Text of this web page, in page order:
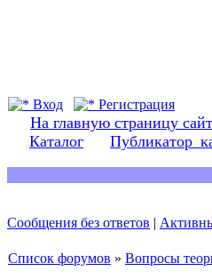
Вход
Регистрация
На главную страницу
Каталог
Сообщения без ответов |
Список форумов » Вопросы